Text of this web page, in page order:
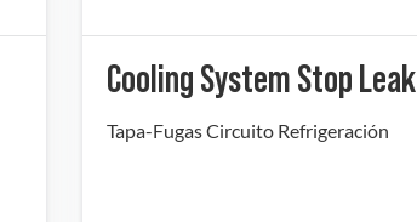
Cooling System Stop Leak
Tapa-Fugas Circuito Refrigeración